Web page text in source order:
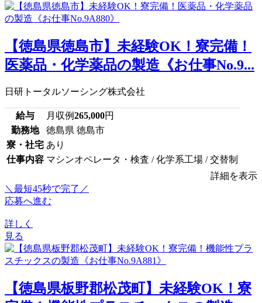
【徳島県徳島市】未経験OK！寮完備！
医薬品・化学薬品の製造《お仕事No.9...
日研トータルソーシング株式会社
給与 月収例265,000円
勤務地
徳島県 徳島市
寮・社宅 あり
仕事内容 マシンオペレータ・検査 / 化学系工場 / 交替制
詳細を表示
＼最短45秒で完了／
応募へ進む
詳しく
見る
【徳島県板野郡松茂町】未経験OK！寮